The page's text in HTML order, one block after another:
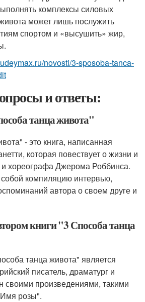
комплексы силовых
может лишь послужить
спортом и «высушить» жир,
novosti/3-sposoba-tanca-
и ответы:
танца живота"
- это книга, написанная
которая повествует о жизни и
и хореографа Джерома Роббинса.
собой компиляцию интервью,
автора о своем друге и
книги "3 Способа танца
танца живота" является
писатель, драматург и
своими произведениями, такими
розы".